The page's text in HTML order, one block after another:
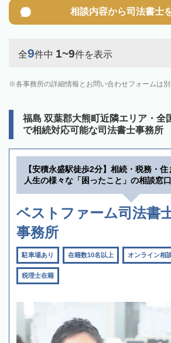
相談内容から司法書士
全9件中 1~9件を表示
各事務所の詳細情報とお問い合わせフォームは
福島 双葉郡大熊町近隣エリア・全
で相続対応可能な司法書士事務所
【安積永盛駅徒歩2分】相続・税務・住
人生の様々な「困ったこと」の相談窓
ベストファーム司法書
事務所
駐車場あり 在籍数10名以上 オンライン相
税理士在籍